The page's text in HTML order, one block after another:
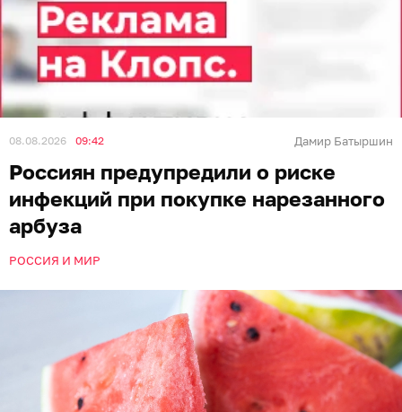
08.08.2026 09:42 Дамир Батыршин
Россиян предупредили о риске
инфекций при покупке нарезанного
арбуза
РОССИЯ И МИР